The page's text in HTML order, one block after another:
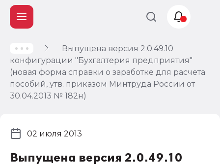
Выпущена версия 2.0.49.10
конфигурации "Бухгалтерия предприятия"
(новая форма справки о заработке для расчета
пособий, утв. приказом Минтруда России от
30.04.2013 № 182н)
Выпущена версия 2.0.49.10
02 июля 2013
Учет и
налогообложение
Автоматизация